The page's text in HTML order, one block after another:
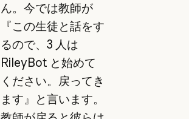
ん。今では教師が
『この生徒と話をす
るので、3 人は
RileyBot と始めて
ください。戻ってき
ます』と言います。